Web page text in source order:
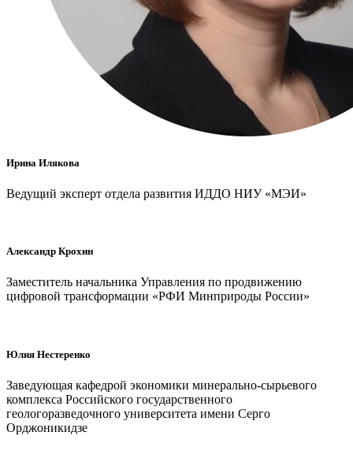
Ирина Илякова
Ведущий эксперт отдела развития ИДДО НИУ «МЭИ»
Александр Крохин
Заместитель начальника Управления по продвижению
цифровой трансформации «РФИ Минприроды России»
Юлия Нестеренко
Заведующая кафедрой экономики минерально-сырьевого
комплекса Российского государственного
геологоразведочного университета имени Серго
Орджоникидзе